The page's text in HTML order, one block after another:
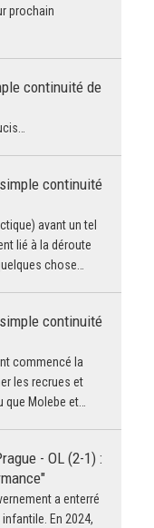
prochain
continuité de
continuité
avant un tel
lié à la déroute
chose…
continuité
commencé la
les recrues et
Molebe et…
- OL (2-1) :
a enterré
En 2024,